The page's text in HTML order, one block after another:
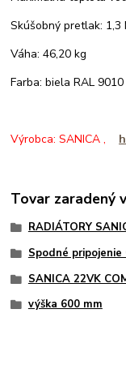
Skúšobný pretlak: 1,3
Váha: 46,20 kg
Farba: biela RAL 9010
Výrobca: SANICA ,
Tovar zaradený
RADIÁTORY
Spodné pripojenie
SANICA 22VK
výška 600 mm